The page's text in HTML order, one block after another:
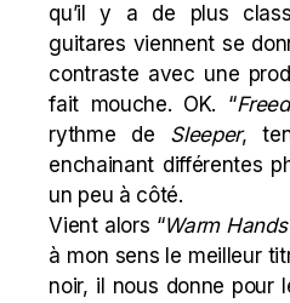
qu’il y a de plus
guitares viennent se
contraste avec une
fait mouche. OK. “
rythme de Sleeper,
enchainant différentes
un peu à côté.
Vient alors “Warm
à mon sens le meilleur
noir, il nous donne pour